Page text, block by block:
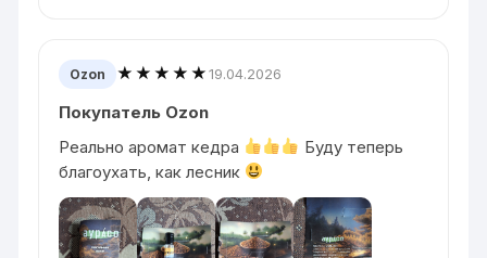
Ozon ★★★★★19.04.2026
Покупатель Ozon
Реально аромат кедра
Буду теперь
благоухать, как лесник